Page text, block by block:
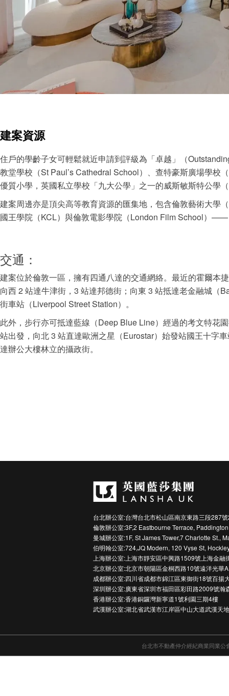
建案資源
住戶的學齡子女可輕鬆就近申請到評級為「卓越」（
教堂學校（St Paul’s Cathedral School）、查特豪斯廣場學校
優質小學，英國私立學校「九大公學」之一的威斯敏斯特公學
建案周邊亦是頂尖高等教育資源的匯集地，包含倫敦藝術大學
國王學院（KCL）與倫敦電影學院（London Film School）
交通：
建案位於倫敦一區，擁有四通八達的交通網絡。最近的霍爾本
向西 2 站達牛津街，3 站達邦德街；向東 3 站抵達老金融城（
街車站（Liverpool Street Station）。
此外，步行亦可抵達藍線（Deep Blue Line）經過的考文特花
站出發，向北 3 站直達歐洲之星（Eurostar）始發站國王十字
達辦公大樓林立的攝政街。
台北辦公室:台灣台北市松山區南京東路三段287
倫敦辦公室:3F,2 Eastbourne Terrace,
曼城辦公室:1F, St James Tower,7 Charlotte St.,
伯明翰公室:724,JQ Modern, 120 Vyse St,
上海辦公室:上海市靜安區中興路1509號上海金融
北京辦公室:北京市朝陽區金桐西路10號遠洋光華
成都辦公室:四川省成都市錦江區東御街18號百揚
深圳辦公室:廣東省深圳市福田區彩田路2009號瀚
香港辦公室:香港銅鑼灣新寧道1號利園三期4樓
武漢辦公室:湖北省武漢市江岸區中山大道武漢天
台北市不動產仲介經紀商業同業公